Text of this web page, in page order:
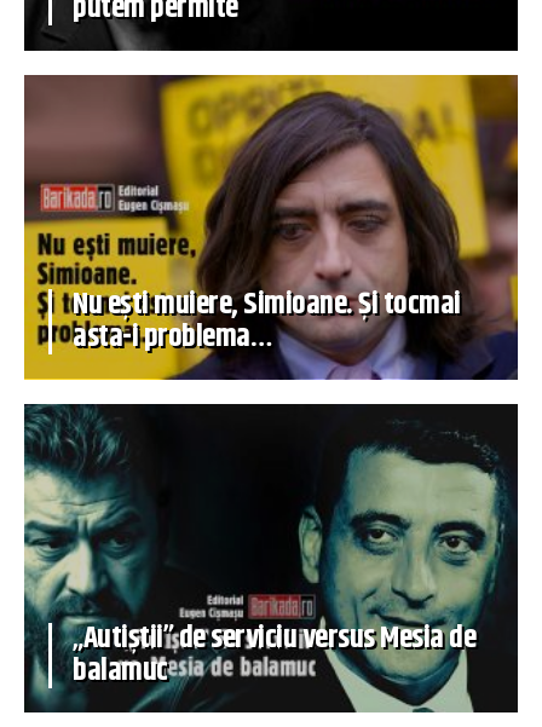
Nu ești muiere, Simioane. Și tocmai
asta-i problema…
„Autiștii” de serviciu versus Mesia de
balamuc